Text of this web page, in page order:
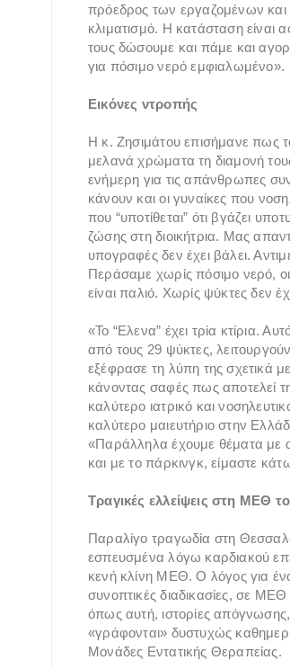
πρόεδρος των εργαζομένων
κλιματισμό. Η κατάσταση
τους δώσουμε και πάμε και
για πόσιμο νερό εμφιαλωμένο».
Εικόνες ντροπής
Η κ. Ζησιμάτου επισήμανε πως
μελανά χρώματα τη διαμονή
ενήμερη για τις απάνθρωπες
κάνουν και οι γυναίκες που
που “υποτίθεται” ότι βγάζει
ζώσης στη διοικήτρια. Μας
υπογραφές δεν έχει βάλει.
Περάσαμε χωρίς πόσιμο νερό, οι
είναι παλιό. Χωρίς ψύκτες δεν
«Το “Ελενα” έχει τρία κτίρια.
από τους 29 ψύκτες,
εξέφρασε τη λύπη της σχετικά
κάνοντας σαφές πως αποτελεί
καλύτερο ιατρικό και
καλύτερο μαιευτήριο στην
«Παράλληλα έχουμε θέματα με
και με το πάρκινγκ, είμαστε
Τραγικές ελλείψεις στη ΜΕΘ
Παραλίγο τραγωδία στη
εσπευσμένα λόγω καρδιακού
κενή κλίνη ΜΕΘ. Ο λόγος για
συνοπτικές διαδικασίες, σε ΜΕΘ
όπως αυτή, ιστορίες απόγνωσης,
«γράφονται» δυστυχώς
Μονάδες Εντατικής Θεραπείας.